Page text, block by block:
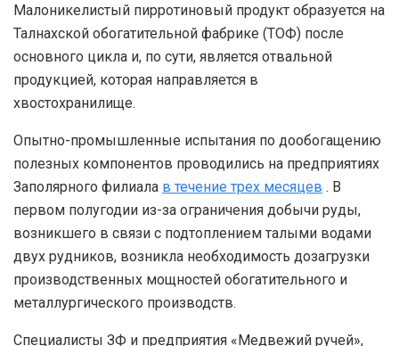
Малоникелистый пирротиновый продукт образуется на
Талнахской обогатительной фабрике (ТОФ) после
основного цикла и, по сути, является отвальной
продукцией, которая направляется в
хвостохранилище.
Опытно-промышленные испытания по дообогащению
полезных компонентов проводились на предприятиях
Заполярного филиала в течение трех месяцев . В
первом полугодии из-за ограничения добычи руды,
возникшего в связи с подтоплением талыми водами
двух рудников, возникла необходимость дозагрузки
производственных мощностей обогатительного и
металлургического производств.
Специалисты ЗФ и предприятия «Медвежий ручей»,